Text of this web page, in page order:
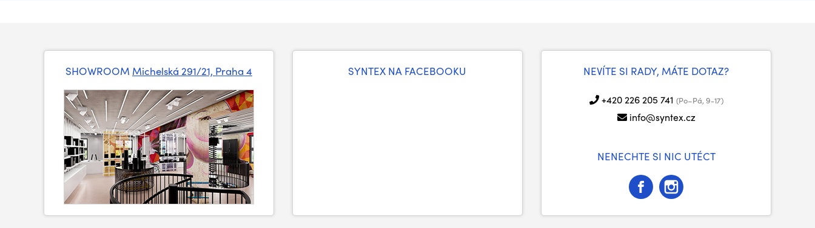
SHOWROOM Michelská 291/21, Praha 4 SYNTEX NA FACEBOOKU NEVÍTE SI RADY, MÁTE DOTAZ?
+420 226 205 741 (Po–Pá, 9-17)
info@syntex.cz
NENECHTE SI NIC UTÉCT